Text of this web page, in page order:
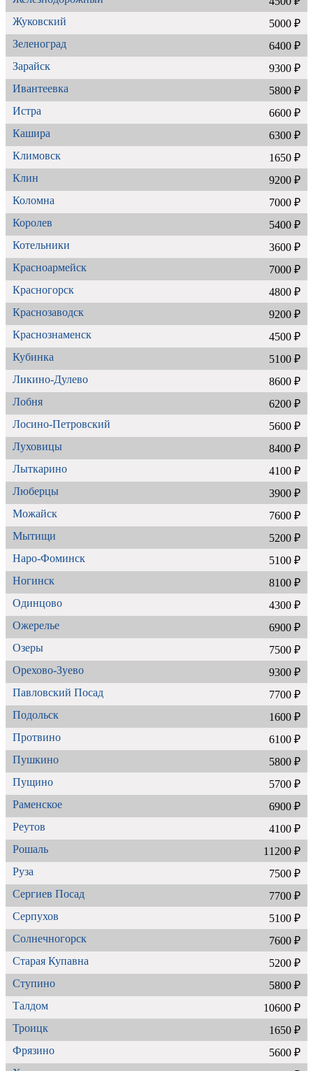
Жуковский
5000 ₽
Зеленоград
6400 ₽
Зарайск
9300 ₽
Ивантеевка
5800 ₽
Истра
6600 ₽
Кашира
6300 ₽
Климовск
1650 ₽
Клин
9200 ₽
Коломна
7000 ₽
Королев
5400 ₽
Котельники
3600 ₽
Красноармейск
7000 ₽
Красногорск
4800 ₽
Краснозаводск
9200 ₽
Краснознаменск
4500 ₽
Кубинка
5100 ₽
Ликино-Дулево
8600 ₽
Лобня
6200 ₽
Лосино-Петровский
5600 ₽
Луховицы
8400 ₽
Лыткарино
4100 ₽
Люберцы
3900 ₽
Можайск
7600 ₽
Мытищи
5200 ₽
Наро-Фоминск
5100 ₽
Ногинск
8100 ₽
Одинцово
4300 ₽
Ожерелье
6900 ₽
Озеры
7500 ₽
Орехово-Зуево
9300 ₽
Павловский Посад
7700 ₽
Подольск
1600 ₽
Протвино
6100 ₽
Пушкино
5800 ₽
Пущино
5700 ₽
Раменское
6900 ₽
Реутов
4100 ₽
Рошаль
11200 ₽
Руза
7500 ₽
Сергиев Посад
7700 ₽
Серпухов
5100 ₽
Солнечногорск
7600 ₽
Старая Купавна
5200 ₽
Ступино
5800 ₽
Талдом
10600 ₽
Троицк
1650 ₽
Фрязино
5600 ₽